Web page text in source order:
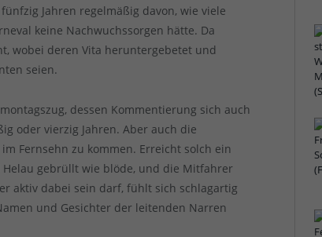
Jahren regelmäßig davon, wie viele
keine Nachwuchssorgen hätte. Da
wobei deren Vita heruntergebetet und
seien.
dessen Kommentierung sich auch
oder vierzig Jahren. Aber auch die
Fernsehn zu kommen. Erreicht solch ein
gebrüllt wie blöde, und die Mitfahrer
aktiv dabei sein darf, fühlt sich schlagartig
und Gesichter der leitenden Narren